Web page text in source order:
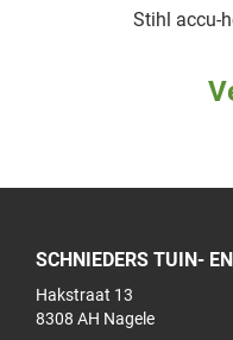
Stihl accu-
SCHNIEDERS TUIN-
Hakstraat 13
8308 AH Nagele